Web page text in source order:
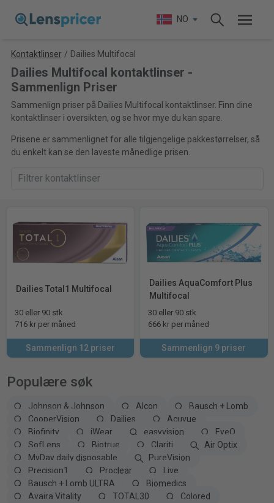
NO
Kontaktlinser / Dailies Multifocal
Dailies Multifocal kontaktlinser -
Sammenlign Priser
Sammenlign priser på Dailies Multifocal kontaktlinser. Finn dine
kontaktlinser i oversikten, og se hvor mye du kan spare.
Prisene er sammenlignet for alle tilgjengelige pakkestørrelser, så
du enkelt kan se den laveste månedlige prisen.
Dailies Total1 Multifocal
30 eller 90 stk
716 kr per måned
Sammenlign 12 priser
Dailies AquaComfort Plus
Multifocal
30 eller 90 stk
666 kr per måned
Sammenlign 9 priser
Populære søk
Johnson & Johnson Alcon
Bausch + Lomb
CooperVision
Dailies
Acuvue
Biofinity
iWear easyvision
EyeQ
SofLens
Biotrue Clariti
Air Optix
MyDay daily disposable
PureVision
Precision1
Proclear
Live
Bausch + Lomb ULTRA
Biomedics
Avaira Vitality
TOTAL30
Colored